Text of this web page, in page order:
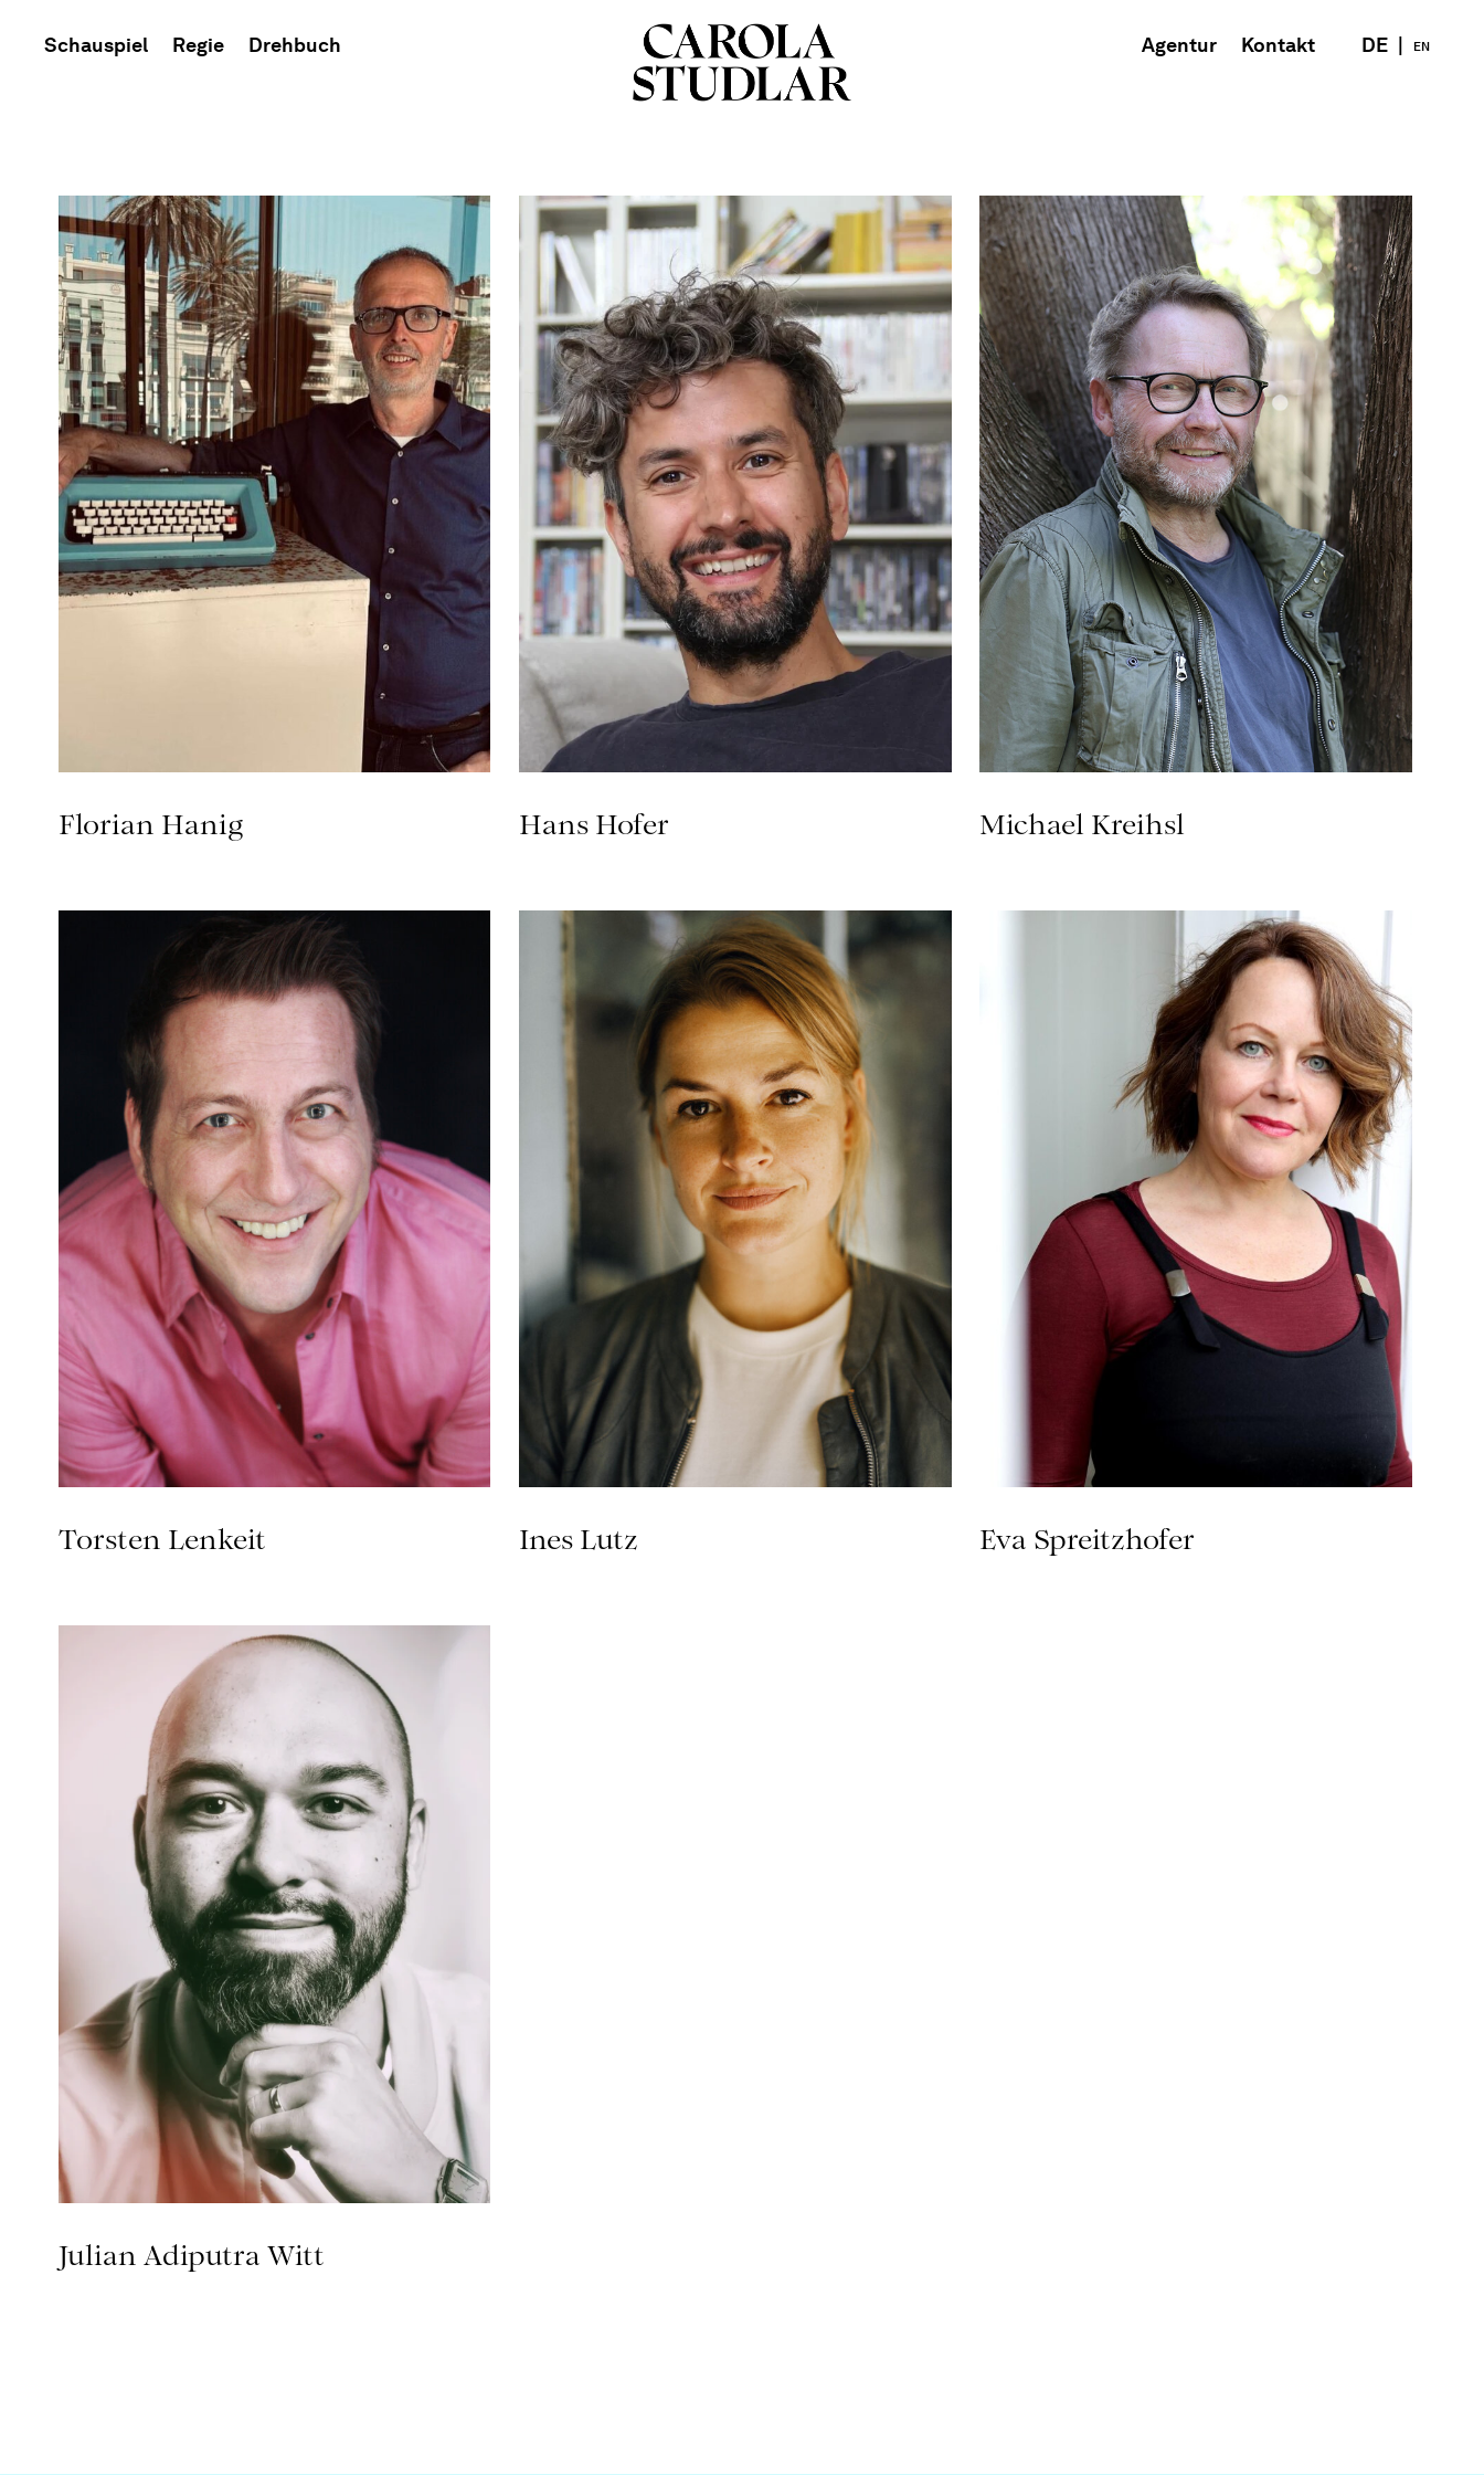
Schauspiel Regie Drehbuch Agentur Kontakt DE EN
Florian Hanig Hans Hofer Michael Kreihsl
Torsten Lenkeit Ines Lutz Eva Spreitzhofer
Julian Adiputra Witt